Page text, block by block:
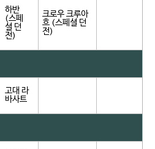
하반
(스페
셜 던
전)
크로우 크루아
흐 (스페셜 던
전)
고대 라
바사트